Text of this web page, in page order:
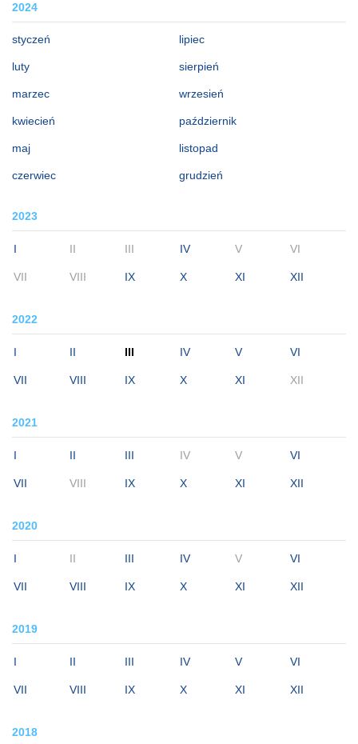
2024
styczeń
luty
marzec
kwiecień
maj
czerwiec
lipiec
sierpień
wrzesień
październik
listopad
grudzień
2023
I II III IV V VI
VII VIII IX X XI XII
2022
I II III IV V VI
VII VIII IX X XI XII
2021
I II III IV V VI
VII VIII IX X XI XII
2020
I II III IV V VI
VII VIII IX X XI XII
2019
I II III IV V VI
VII VIII IX X XI XII
2018